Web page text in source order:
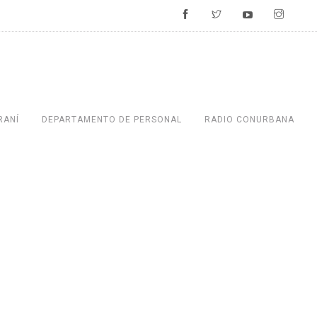
DEPARTAMENTO DE PERSONAL RADIO CONURBANA